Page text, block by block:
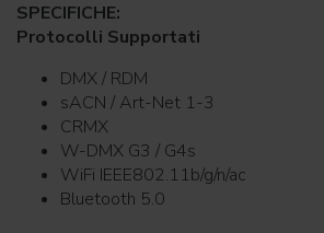
SPECIFICHE:
Protocolli Supportati
DMX / RDM
sACN / Art-Net 1-3
CRMX
W-DMX G3 / G4s
WiFi IEEE802.11b/g/n/ac
Bluetooth 5.0